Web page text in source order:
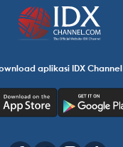
aplikasi IDX Channel